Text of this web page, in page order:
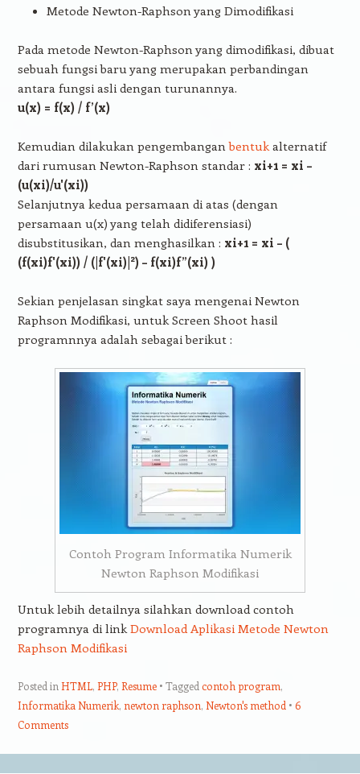
Metode Newton-Raphson yang Dimodifikasi
Pada metode Newton-Raphson yang dimodifikasi, dibuat
sebuah fungsi baru yang merupakan perbandingan
antara fungsi asli dengan turunannya.
u(x) = f(x) / f’(x)
Kemudian dilakukan pengembanganbentukalternatif
dari rumusan Newton-Raphson standar : xi+1 = xi –
(u(xi)/u'(xi))
Selanjutnya kedua persamaan di atas (dengan
persamaan u(x) yang telah didiferensiasi)
disubstitusikan, dan menghasilkan : xi+1 = xi – (
(f(xi)f'(xi)) / (|f'(xi)|2) – f(xi)f”(xi) )
Sekian penjelasan singkat saya mengenai Newton
Raphson Modifikasi, untuk Screen Shoot hasil
programnnya adalah sebagai berikut :
Contoh Program Informatika Numerik
Newton Raphson Modifikasi
Untuk lebih detailnya silahkan download contoh
programnya di link Download Aplikasi Metode Newton
Raphson Modifikasi
Posted in HTML, PHP, Resume Tagged contoh program,
Informatika Numerik, newton raphson, Newton's method
6
Comments